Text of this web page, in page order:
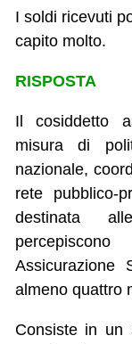
I soldi ricevuti
capito molto.
RISPOSTA
Il cosiddetto
misura di
nazionale,
rete pubblico-
destinata
Assicurazione
almeno quattro
Consiste in un